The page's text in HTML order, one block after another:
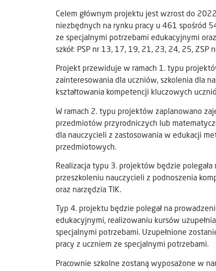
Celem głównym projektu jest wzrost do
niezbędnych na rynku pracy u 461 spośród
ze specjalnymi potrzebami edukacyjnymi
szkół: PSP nr 13, 17, 19, 21, 23, 24, 25, ZSP
Projekt przewiduje w ramach 1. typu
zainteresowania dla uczniów, szkolenia dla
kształtowania kompetencji kluczowych
W ramach 2. typu projektów zaplanowano
przedmiotów przyrodniczych lub
dla nauczycieli z zastosowania w edukacji
przedmiotowych.
Realizacja typu 3. projektów będzie
przeszkoleniu nauczycieli z podnoszenia
oraz narzędzia TIK.
Typ 4. projektu będzie polegał na
edukacyjnymi, realizowaniu kursów
specjalnymi potrzebami. Uzupełnione
pracy z uczniem ze specjalnymi potrzebami.
Pracownie szkolne zostaną wyposażone w